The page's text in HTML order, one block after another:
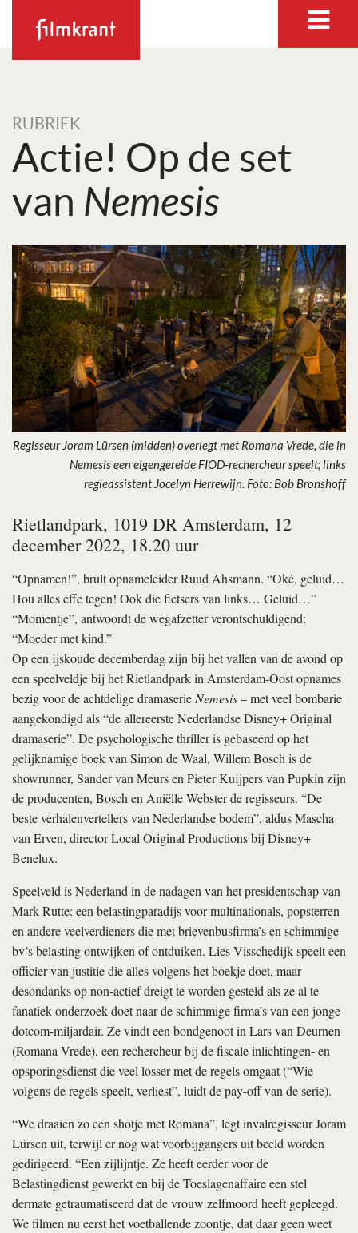
RUBRIEK
Actie! Op de set
van Nemesis
Regisseur Joram Lürsen (midden) overlegt met Romana Vrede, die in
Nemesis een eigengereide FIOD-rechercheur speelt; links
regieassistent Jocelyn Herrewijn. Foto: Bob Bronshoff
Rietlandpark, 1019 DR Amsterdam, 12
december 2022, 18.20 uur
“Opnamen!”, brult opnameleider Ruud Ahsmann. “Oké, geluid…
Hou alles effe tegen! Ook die fietsers van links… Geluid…”
“Momentje”, antwoordt de wegafzetter verontschuldigend:
“Moeder met kind.”
Op een ijskoude decemberdag zijn bij het vallen van de avond op
een speelveldje bij het Rietlandpark in Amsterdam-Oost opnames
bezig voor de achtdelige dramaserieNemesis– met veel bombarie
aangekondigd als “de allereerste Nederlandse Disney+ Original
dramaserie”. De psychologische thriller is gebaseerd op het
gelijknamige boek van Simon de Waal, Willem Bosch is de
showrunner, Sander van Meurs en Pieter Kuijpers van Pupkin zijn
de producenten, Bosch en Aniëlle Webster de regisseurs. “De
beste verhalenvertellers van Nederlandse bodem”, aldus Mascha
van Erven, director Local Original Productions bij Disney+
Benelux.
Speelveld is Nederland in de nadagen van het presidentschap van
Mark Rutte: een belastingparadijs voor multinationals, popsterren
en andere veelverdieners die met brievenbusfirma’s en schimmige
bv’s belasting ontwijken of ontduiken. Lies Visschedijk speelt een
officier van justitie die alles volgens het boekje doet, maar
desondanks op non-actief dreigt te worden gesteld als ze al te
fanatiek onderzoek doet naar de schimmige firma’s van een jonge
dotcom-miljardair. Ze vindt een bondgenoot in Lars van Deurnen
(Romana Vrede), een rechercheur bij de fiscale inlichtingen- en
opsporingsdienst die veel losser met de regels omgaat (“Wie
volgens de regels speelt, verliest”, luidt de pay-off van de serie).
“We draaien zo een shotje met Romana”, legt invalregisseur Joram
Lürsen uit, terwijl er nog wat voorbijgangers uit beeld worden
gedirigeerd. “Een zijlijntje. Ze heeft eerder voor de
Belastingdienst gewerkt en bij de Toeslagenaffaire een stel
dermate getraumatiseerd dat de vrouw zelfmoord heeft gepleegd.
We filmen nu eerst het voetballende zoontje, dat daar geen weet